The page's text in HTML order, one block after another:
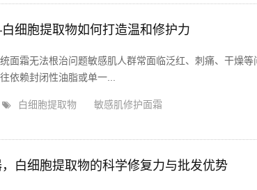
细胞提取物如何打造温和修护力
面霜无法根治问题敏感肌人群常面临泛红、刺痛、干燥等
依赖封闭性油脂或单一...
白细胞提取物 敏感肌修护面霜
白细胞提取物的科学修复力与批发优势